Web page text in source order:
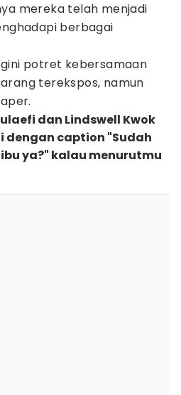
mereka telah menjadi
berbagai
potret kebersamaan
terekspos, namun
dan Lindswell Kwok
dengan caption "Sudah
ya?" kalau menurutmu